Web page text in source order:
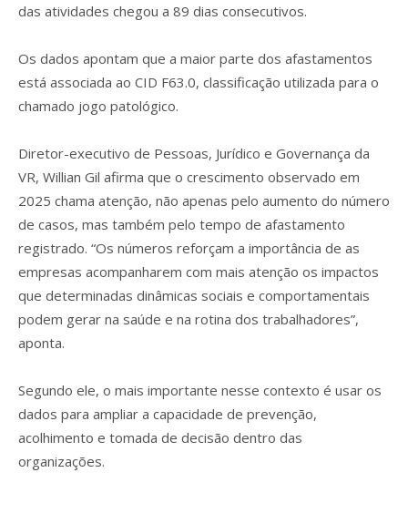
das atividades chegou a 89 dias consecutivos.
Os dados apontam que a maior parte dos afastamentos
está associada ao CID F63.0, classificação utilizada para o
chamado jogo patológico.
Diretor-executivo de Pessoas, Jurídico e Governança da
VR, Willian Gil afirma que o crescimento observado em
2025 chama atenção, não apenas pelo aumento do número
de casos, mas também pelo tempo de afastamento
registrado. “Os números reforçam a importância de as
empresas acompanharem com mais atenção os impactos
que determinadas dinâmicas sociais e comportamentais
podem gerar na saúde e na rotina dos trabalhadores”,
aponta.
Segundo ele, o mais importante nesse contexto é usar os
dados para ampliar a capacidade de prevenção,
acolhimento e tomada de decisão dentro das
organizações.